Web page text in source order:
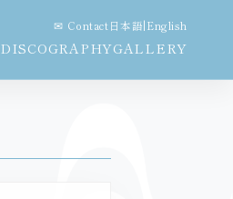
✉ Contact日本語|English
DISCOGRAPHYGALLERY